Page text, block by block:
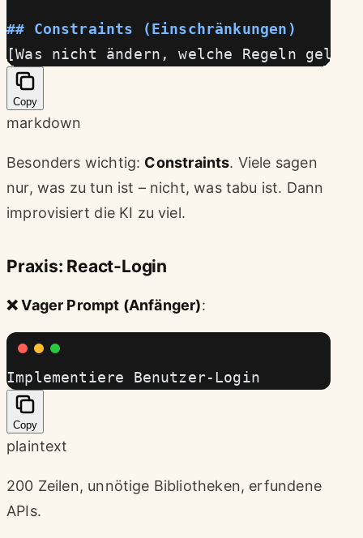
## Constraints (Einschränkungen)
[Was nicht ändern, welche Regeln
Copy
markdown
Besonders wichtig: Constraints. Viele sagen
nur, was zu tun ist – nicht, was tabu ist. Dann
improvisiert die KI zu viel.
Praxis: React-Login
❌ Vager Prompt (Anfänger):
Implementiere Benutzer-Login
Copy
plaintext
200 Zeilen, unnötige Bibliotheken, erfundene
APIs.